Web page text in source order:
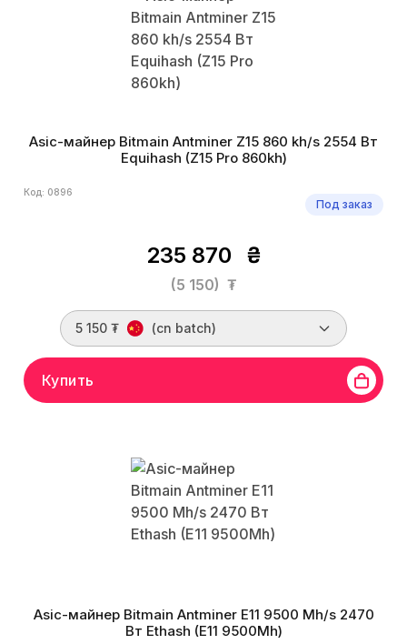
Asic-майнер Bitmain Antminer Z15 860 kh/s 2554 Вт
Equihash (Z15 Pro 860kh)
Код: 0896
Под заказ
235 870 ₴
(5 150) ₮
5 150 ₮ (cn batch)
Купить
Asic-майнер Bitmain Antminer E11 9500 Mh/s 2470
Вт Ethash (E11 9500Mh)